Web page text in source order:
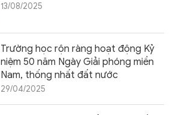
13/08/2025
Trường học rộn ràng hoạt động Kỷ
niệm 50 năm Ngày Giải phóng miền
Nam, thống nhất đất nước
29/04/2025